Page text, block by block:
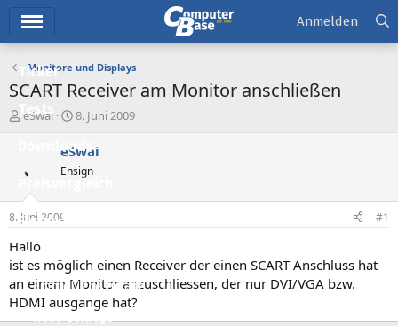
Ticker
Tests
Downloads
Preisvergleich
Forum
Aktuelles
Empfohlene Inhalte
Neue Beiträge
Anmelden
Monitore und Displays
SCART Receiver am Monitor anschließen
E
e
e
r
eSwai
E
s
e
t
m
8. Juni 2009
eSwai
Ensign
8. Juni 2009 #1
Hallo
ist es möglich einen Receiver der einen SCART Anschluss hat
an einem Monitor anzuschliessen, der nur DVI/VGA bzw.
HDMI ausgänge hat?